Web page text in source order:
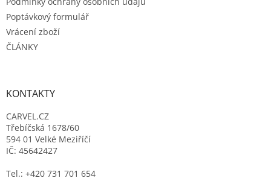
Poptávkový formulář
Vrácení zboží
ČLÁNKY
KONTAKTY
CARVEL.CZ
Třebíčská 1678/60
594 01 Velké Meziříčí
IČ: 45642427
Tel.: +420 731 701 654